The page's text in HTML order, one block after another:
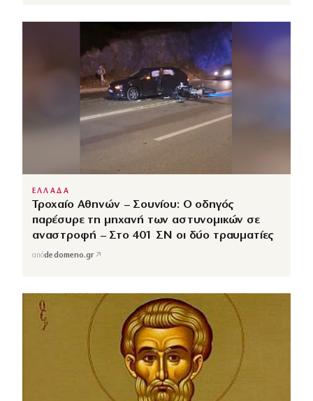
ΕΛΛΑΔΑ
Τροχαίο Αθηνών – Σουνίου: Ο οδηγός
παρέσυρε τη μηχανή των αστυνομικών σε
αναστροφή – Στο 401 ΣΝ οι δύο τραυματίες
απόdedomeno.gr ↗